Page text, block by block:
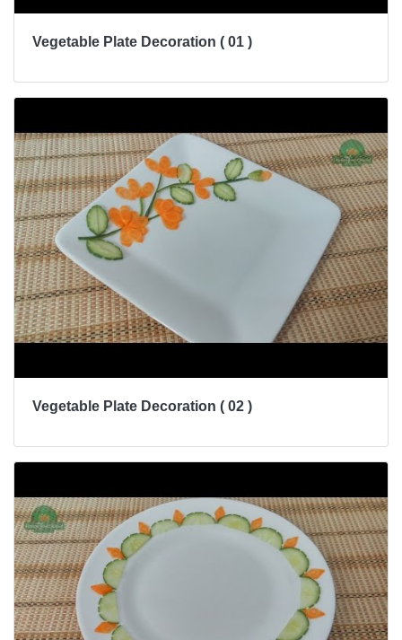
Vegetable Plate Decoration ( 01 )
Vegetable Plate Decoration ( 02 )